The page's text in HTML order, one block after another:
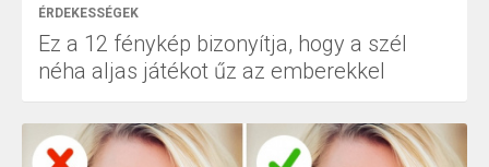
ÉRDEKESSÉGEK
Ez a 12 fénykép bizonyítja, hogy a szél
néha aljas játékot űz az emberekkel